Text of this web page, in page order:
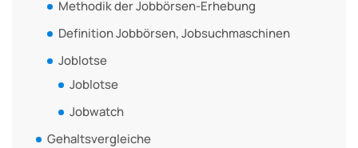
Methodik der Jobbörsen-Erhebung
Definition Jobbörsen, Jobsuchmaschinen
Joblotse
Joblotse
Jobwatch
Gehaltsvergleiche